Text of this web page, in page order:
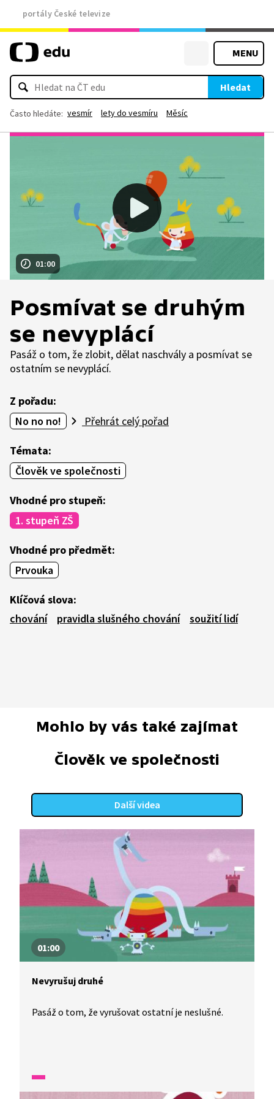
portály České televize
MENU
Hledat
Často hledáte: vesmír lety do vesmíru Měsíc
01:00
Posmívat se druhým
se nevyplácí
Pasáž o tom, že zlobit, dělat naschvály a posmívat se
ostatním se nevyplácí.
Z pořadu:
No no no!
Přehrát celý pořad
Témata:
Člověk ve společnosti
Vhodné pro stupeň:
1. stupeň ZŠ
Vhodné pro předmět:
Prvouka
Klíčová slova:
chování
pravidla slušného chování soužití lidí
Mohlo by vás také zajímat
Člověk ve společnosti
Další videa
01:00
Nevyrušuj druhé
Pasáž o tom, že vyrušovat ostatní je neslušné.